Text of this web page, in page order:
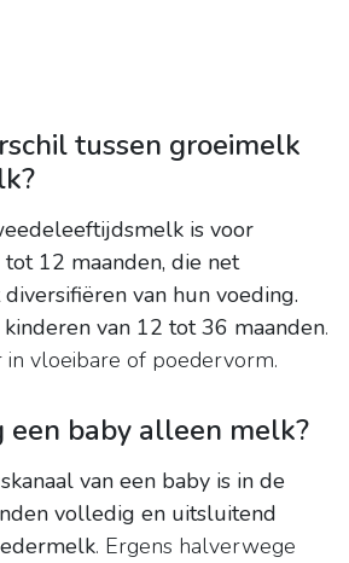
tussen groeimelk
is voor
12 maanden, die net
van hun voeding.
van 12 tot 36 maanden.
in vloeibare of poedervorm.
een baby alleen melk?
van een baby is in de
volledig en uitsluitend
. Ergens halverwege